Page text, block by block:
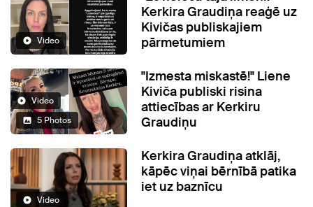
Video
Kerkira Graudiņa reaģē uz
Kivičas publiskajiem
pārmetumiem
Video
5 Photos
"Izmesta miskastē!" Liene
Kiviča publiski risina
attiecības ar Kerkiru
Graudiņu
Video
Kerkira Graudiņa atklāj,
kāpēc viņai bērnībā patika
iet uz baznīcu